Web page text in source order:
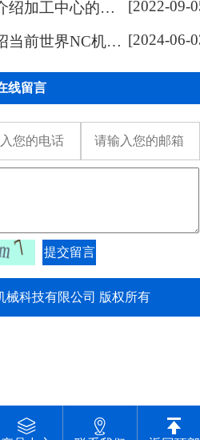
理可以容易地获得0.005到0.015英寸
(...
东莞ＣＮＣ加工厂为你介绍加工中心的分类 [2022-09-
东莞数控加工厂为你介绍当前世界NC机床的技术研究范围 [2024-06-
线留言
提交留言
械科技有限公司 版权所有